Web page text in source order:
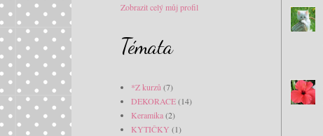
Zobrazit celý můj profil
Témata
*Z kurzů (7)
DEKORACE(14)
Keramika(2)
KYTIČKY (1)